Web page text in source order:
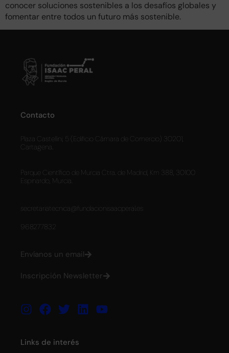
conocer soluciones sostenibles a los desafíos globales y
fomentar entre todos un futuro más sostenible.
Contacto
Plaza Castellini, 5 (Edificio Cámara de Comercio) 30201,
Cartagena.
Parque Científico de Murcia Ctra. de Madrid, Km 388, 30100
Espinardo, Murcia.
secretariatecnica@fundacionisaacperal.es
968277832
Envíanos un email
Inscripción Newsletter
Links de interés